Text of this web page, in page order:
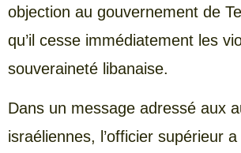
objection au gouvernement de
qu’il cesse immédiatement les
souveraineté libanaise.
Dans un message adressé aux
israéliennes, l’officier supérieur